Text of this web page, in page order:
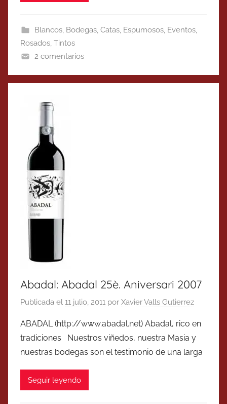
Blancos, Bodegas, Catas, Espumosos, Eventos,
Rosados, Tintos
2 comentarios
Abadal: Abadal 25è. Aniversari 2007
Publicada el 11 julio, 2011 por Xavier Valls Gutierrez
ABADAL (http://www.abadal.net) Abadal, rico en
tradiciones Nuestros viñedos, nuestra Masia y
nuestras bodegas son el testimonio de una larga
Seguir leyendo